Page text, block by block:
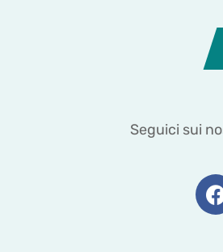
Seguici sui